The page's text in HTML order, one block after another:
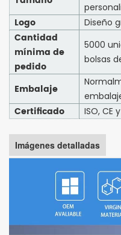
Logo Diseño
Cantidad
mínima de
pedido
5000
bolsas
Embalaje
Certificado ISO, CE
Imágenes detalladas